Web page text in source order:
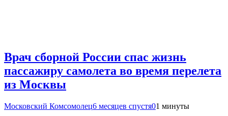
Врач сборной России спас жизнь
пассажиру самолета во время перелета
из Москвы
Московский Комсомолец6 месяцев спустя01 минуты